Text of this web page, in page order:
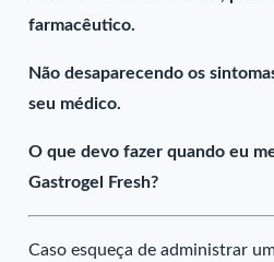
farmacêutico.
Não desaparecendo os
seu médico.
O que devo fazer quando eu
Gastrogel Fresh?
Caso esqueça de administrar